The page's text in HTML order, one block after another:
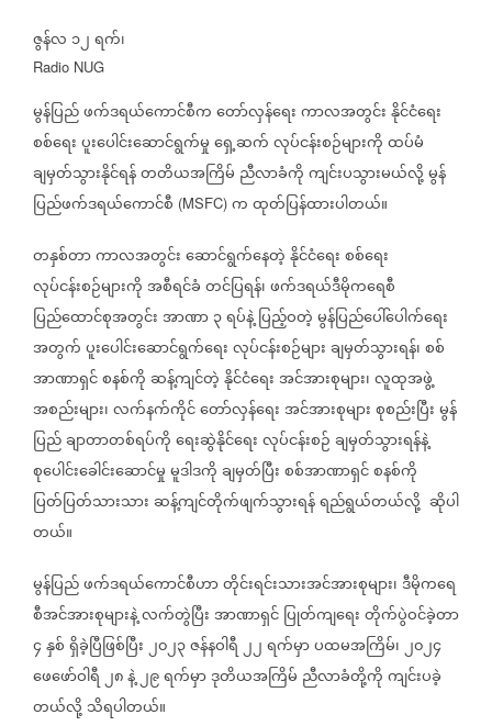
ဇွန်လ ၁၂ရက်၊
Radio NUG
မွန်ပြည်ဖက်ဒရယ်ကောင်စီကတော်လှန်ရေးကာလအတွင်းနိုင်ငံရေး
စစ်ရေးပူးပေါင်းဆောင်ရွက်မှုရှေ့ဆက်လုပ်ငန်းစဉ်များကိုထပ်မံ
ချမှတ်သွားနိုင်ရန်တတိယအကြိမ် ညီလာခံကိုကျင်းပသွားမယ်လို့မွန်
ပြည်ဖက်ဒရယ်ကောင်စီ (MSFC) ကထုတ်ပြန်ထားပါတယ်။
တနှစ်တာကာလအတွင်းဆောင်ရွက်နေတဲ့နိုင်ငံရေးစစ်ရေး
လုပ်ငန်းစဉ်များကိုအစီရင်ခံတင်ပြရန်၊ဖက်ဒရယ်ဒီမိုကရေစီ
ပြည်ထောင်စုအတွင်းအာဏာ၃ရပ်နဲ့ပြည့်ဝတဲ့မွန်ပြည်ပေါ်ပေါက်ရေး
အတွက်ပူးပေါင်းဆောင်ရွက်ရေးလုပ်ငန်းစဉ်များချမှတ်သွားရန်၊စစ်
အာဏာရှင်စနစ်ကိုဆန့်ကျင်တဲ့နိုင်ငံရေးအင်အားစုများ၊လူထုအဖွဲ့
အစည်းများ၊လက်နက်ကိုင်တော်လှန်ရေးအင်အားစုများစုစည်းပြီးမွန်
ပြည်ချာတာတစ်ရပ်ကိုရေးဆွဲနိုင်ရေးလုပ်ငန်းစဉ်ချမှတ်သွားရန်နဲ့
စုပေါင်းခေါင်းဆောင်မှုမူဒါဒကိုချမှတ်ပြီးစစ်အာဏာရှင်စနစ်ကို
ပြတ်ပြတ်သားသားဆန့်ကျင်တိုက်ဖျက်သွားရန်ရည်ရွယ်တယ်လို့ ဆိုပါ
တယ်။
မွန်ပြည်ဖက်ဒရယ်ကောင်စီဟာတိုင်းရင်းသားအင်အားစုများ၊ဒီမိုကရေ
စီအင်အားစုများနဲ့လက်တွဲပြီးအာဏာရှင်ပြုတ်ကျရေးတိုက်ပွဲဝင်ခဲ့တာ
၄နှစ်ရှိခဲ့ပြီဖြစ်ပြီး၂၀၂၃ဇန်နဝါရီ၂၂ရက်မှာပထမအကြိမ်၊၂၀၂၄
ဖေဖော်ဝါရီ၂၈နဲ့၂၉ရက်မှာဒုတိယအကြိမ် ညီလာခံတို့ကိုကျင်းပခဲ့
တယ်လို့သိရပါတယ်။